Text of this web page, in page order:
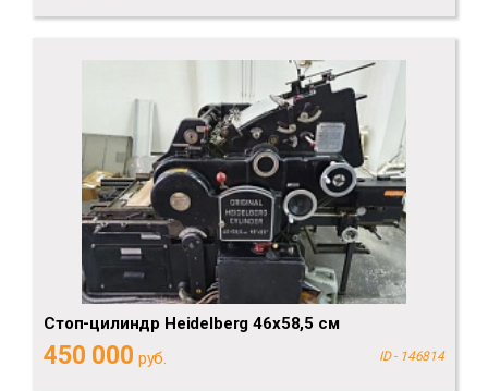
Стоп-цилиндр Heidelberg 46х58,5 см
450 000 руб. ID - 146814